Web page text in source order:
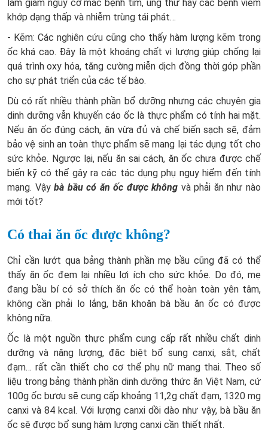
làm giảm nguy cơ mắc bệnh tim, ung thư hay các bệnh viêm
khớp dạng thấp và nhiễm trùng tái phát…
- Kẽm: Các nghiên cứu cũng cho thấy hàm lượng kẽm trong
ốc khá cao. Đây là một khoáng chất vi lượng giúp chống lại
quá trình oxy hóa, tăng cường miễn dịch đồng thời góp phần
cho sự phát triển của các tế bào.
Dù có rất nhiều thành phần bổ dưỡng nhưng các chuyên gia
dinh dưỡng vẫn khuyến cáo ốc là thực phẩm có tính hai mặt.
Nếu ăn ốc đúng cách, ăn vừa đủ và chế biến sạch sẽ, đảm
bảo vệ sinh an toàn thực phẩm sẽ mang lại tác dụng tốt cho
sức khỏe. Ngược lại, nếu ăn sai cách, ăn ốc chưa được chế
biến kỹ có thể gây ra các tác dụng phụ nguy hiểm đến tính
mạng. Vậybà bầu có ăn ốc được không và phải ăn như nào
mới tốt?
Có thai ăn ốc được không?
Chỉ cần lướt qua bảng thành phần mẹ bầu cũng đã có thể
thấy ăn ốc đem lại nhiều lợi ích cho sức khỏe. Do đó, mẹ
đang bầu bí có sở thích ăn ốc có thể hoàn toàn yên tâm,
không cần phải lo lắng, băn khoăn bà bầu ăn ốc có được
không nữa.
Ốc là một nguồn thực phẩm cung cấp rất nhiều chất dinh
dưỡng và năng lượng, đặc biệt bổ sung canxi, sắt, chất
đạm… rất cần thiết cho cơ thể phụ nữ mang thai. Theo số
liệu trong bảng thành phần dinh dưỡng thức ăn Việt Nam, cứ
100g ốc bươu sẽ cung cấp khoảng 11,2g chất đạm, 1320 mg
canxi và 84 kcal. Với lượng canxi dồi dào như vậy, bà bầu ăn
ốc sẽ được bổ sung hàm lượng canxi cần thiết nhất.